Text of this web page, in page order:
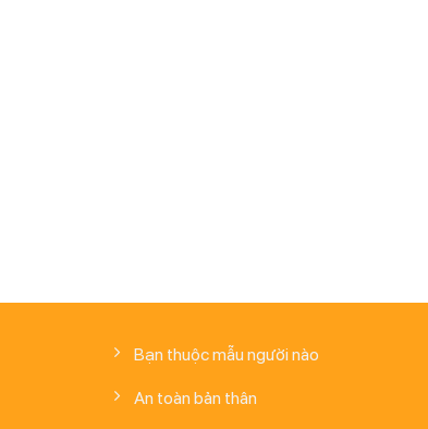
Bạn thuộc mẫu người nào
An toàn bản thân